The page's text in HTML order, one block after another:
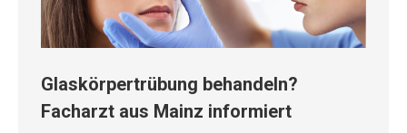
Glaskörpertrübung behandeln?
Facharzt aus Mainz informiert